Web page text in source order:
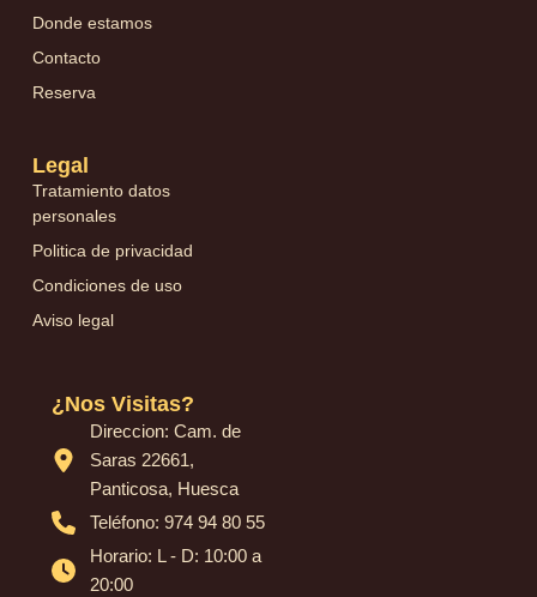
Donde estamos
Contacto
Reserva
Legal
Tratamiento datos
personales
Politica de privacidad
Condiciones de uso
Aviso legal
¿Nos Visitas?
Direccion: Cam. de
Saras 22661,
Panticosa, Huesca
Teléfono: 974 94 80 55
Horario: L - D: 10:00 a
20:00